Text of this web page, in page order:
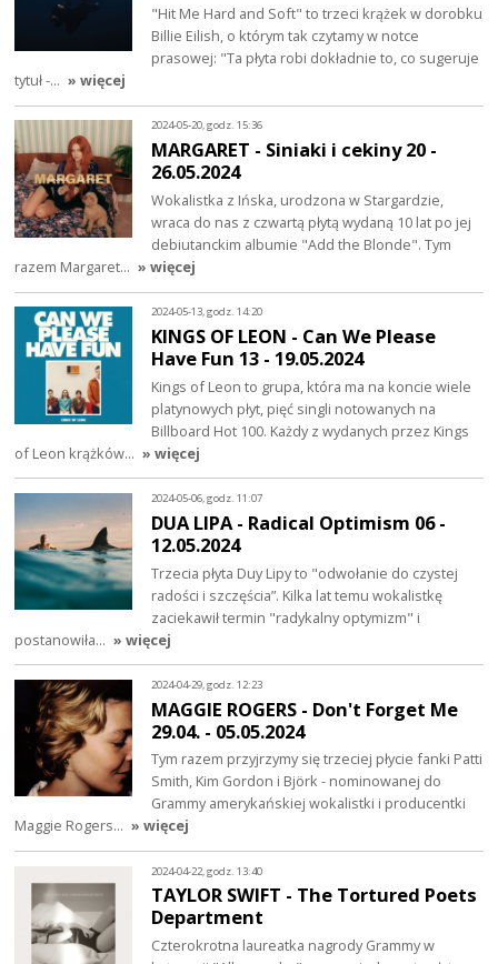
"Hit Me Hard and Soft" to trzeci krążek w dorobku
Billie Eilish, o którym tak czytamy w notce
prasowej: "Ta płyta robi dokładnie to, co sugeruje
tytuł -… » więcej
2024-05-20, godz. 15:36
MARGARET - Siniaki i cekiny 20 -
26.05.2024
Wokalistka z Ińska, urodzona w Stargardzie,
wraca do nas z czwartą płytą wydaną 10 lat po jej
debiutanckim albumie "Add the Blonde". Tym
razem Margaret… » więcej
2024-05-13, godz. 14:20
KINGS OF LEON - Can We Please
Have Fun 13 - 19.05.2024
Kings of Leon to grupa, która ma na koncie wiele
platynowych płyt, pięć singli notowanych na
Billboard Hot 100. Każdy z wydanych przez Kings
of Leon krążków… » więcej
2024-05-06, godz. 11:07
DUA LIPA - Radical Optimism 06 -
12.05.2024
Trzecia płyta Duy Lipy to "odwołanie do czystej
radości i szczęścia”. Kilka lat temu wokalistkę
zaciekawił termin "radykalny optymizm" i
postanowiła… » więcej
2024-04-29, godz. 12:23
MAGGIE ROGERS - Don't Forget Me
29.04. - 05.05.2024
Tym razem przyjrzymy się trzeciej płycie fanki Patti
Smith, Kim Gordon i Björk - nominowanej do
Grammy amerykańskiej wokalistki i producentki
Maggie Rogers… » więcej
2024-04-22, godz. 13:40
TAYLOR SWIFT - The Tortured Poets
Department
Czterokrotna laureatka nagrody Grammy w